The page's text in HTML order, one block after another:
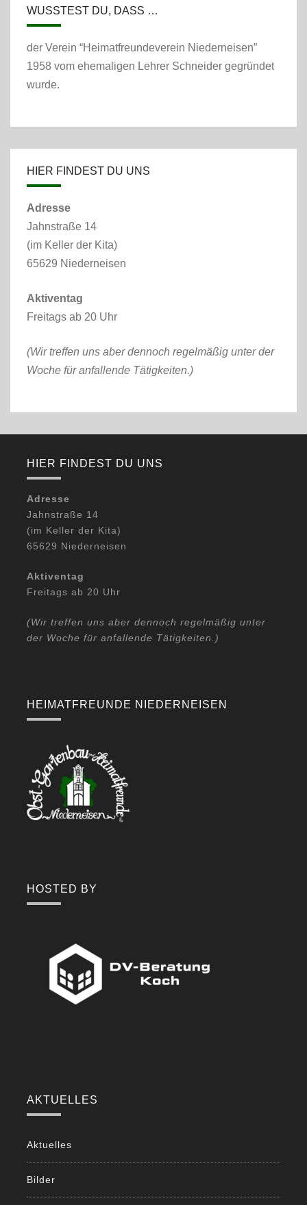
WUSSTEST DU, DASS …
der Verein “Heimatfreundeverein Niederneisen”
1958 vom ehemaligen Lehrer Schneider gegründet
wurde.
HIER FINDEST DU UNS
Adresse
Jahnstraße 14
(im Keller der Kita)
65629 Niederneisen
Aktiventag
Freitags ab 20 Uhr
(Wir treffen uns aber dennoch regelmäßig unter der
Woche für anfallende Tätigkeiten.)
HIER FINDEST DU UNS
Adresse
Jahnstraße 14
(im Keller der Kita)
65629 Niederneisen
Aktiventag
Freitags ab 20 Uhr
(Wir treffen uns aber dennoch regelmäßig unter
der Woche für anfallende Tätigkeiten.)
HEIMATFREUNDE NIEDERNEISEN
HOSTED BY
AKTUELLES
Aktuelles
Bilder